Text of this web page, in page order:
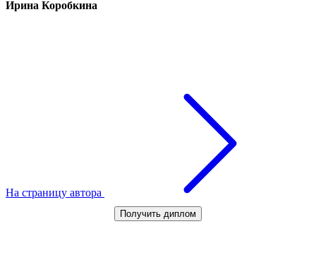
Ирина Коробкина
На страницу автора
Получить диплом